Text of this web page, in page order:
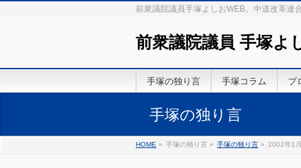
前衆議院議員手塚よしおWEB。中道改革連
前衆議院議員 手塚よ
手塚の独り言 手塚コラム プ
手塚の独り言
HOME » 手塚の独り言 » 手塚の独り言 » 2002年1